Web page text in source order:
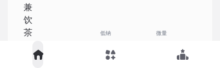
兼
饮
茶
微量
低钠